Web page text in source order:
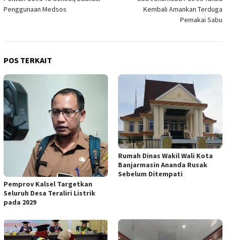
pos
Penggunaan Medsos
Kembali Amankan Terduga
Pemakai Sabu
POS TERKAIT
Pemprov Kalsel Targetkan
Seluruh Desa Teraliri Listrik
pada 2029
Rumah Dinas Wakil Wali Kota
Banjarmasin Ananda Rusak
Sebelum Ditempati